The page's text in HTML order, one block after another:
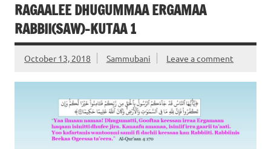
RAGAALEE DHUGUMMAA ERGAMAA
RABBII(SAW)-KUTAA 1
October 13, 2018 Sammubani Leave a comment